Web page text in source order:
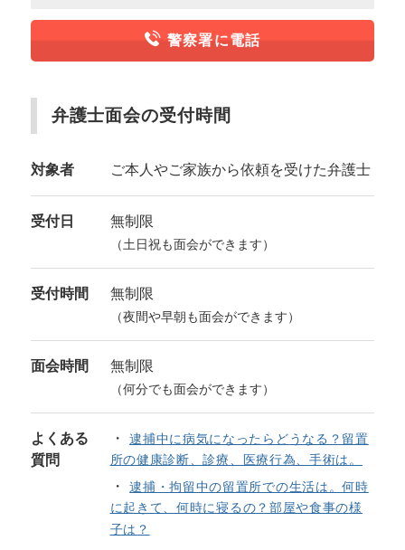
警察署に電話
弁護士面会の受付時間
対象者 ご本人やご家族から依頼を受けた弁護士
受付日 無制限
（土日祝も面会ができます）
受付時間 無制限
（夜間や早朝も面会ができます）
面会時間 無制限
（何分でも面会ができます）
よくある
質問
逮捕中に病気になったらどうなる？留置
所の健康診断、診療、医療行為、手術は。
逮捕・拘留中の留置所での生活は。何時
に起きて、何時に寝るの？部屋や食事の様
子は？